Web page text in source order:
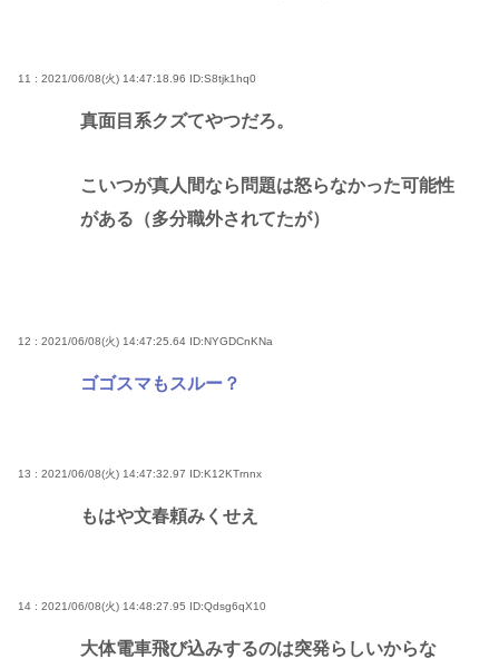
11 : 2021/06/08(火) 14:47:18.96 ID:S8tjk1hq0
真面目系クズてやつだろ。
こいつが真人間なら問題は怒らなかった可能性
がある（多分職外されてたが）
12 : 2021/06/08(火) 14:47:25.64 ID:NYGDCnKNa
ゴゴスマもスルー？
13 : 2021/06/08(火) 14:47:32.97 ID:K12KTrnnx
もはや文春頼みくせえ
14 : 2021/06/08(火) 14:48:27.95 ID:Qdsg6qX10
大体電車飛び込みするのは突発らしいからな